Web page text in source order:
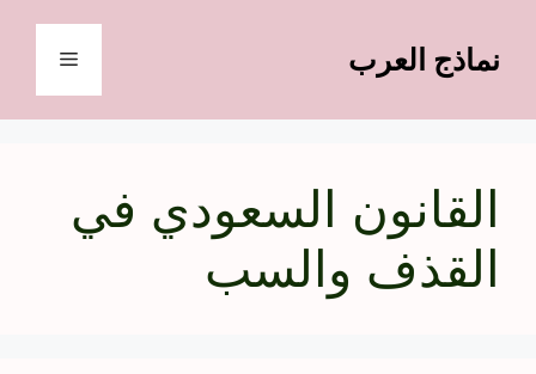
المحتوىنماذج العرب القائمة
القانون السعودي في
القذف والسب